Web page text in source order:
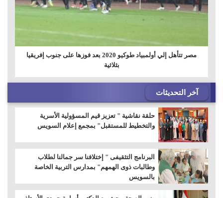
مصر تتأهل إلي أولمبياد طوكيو 2020 بعد فوزها على جنوب إفريقيا
بثلاثية
آخر التحديثات
حلقة نقاشية " تعزيز قيم المسؤولية الأسرية
والتخطيط للمستقبل" بمجمع إعلام السويس
البرنامج التثقيفى " إختلافنا سر جمالنا لطلاب
وطالبات ذوى الهمهم" بمدارس التربية الخاصة
بالسويس